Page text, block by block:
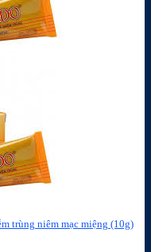
trùng niêm mạc miệng (10g)